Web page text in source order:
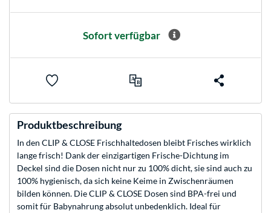
Sofort verfügbar
Produktbeschreibung
In den CLIP & CLOSE Frischhaltedosen bleibt Frisches wirklich
lange frisch! Dank der einzigartigen Frische-Dichtung im
Deckel sind die Dosen nicht nur zu 100% dicht, sie sind auch zu
100% hygienisch, da sich keine Keime in Zwischenräumen
bilden können. Die CLIP & CLOSE Dosen sind BPA-frei und
somit für Babynahrung absolut unbedenklich. Ideal für